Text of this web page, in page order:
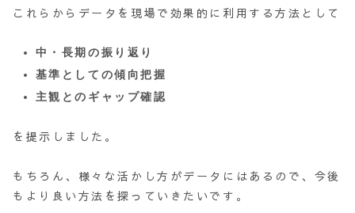
これらからデータを現場で効果的に利用する方法として
中・長期の振り返り
基準としての傾向把握
主観とのギャップ確認
を提示しました。
もちろん、様々な活かし方がデータにはあるので、今後
もより良い方法を探っていきたいです。